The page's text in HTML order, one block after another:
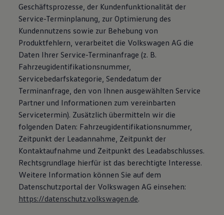
Geschäftsprozesse, der Kundenfunktionalität der
Service-Terminplanung, zur Optimierung des
Kundennutzens sowie zur Behebung von
Produktfehlern, verarbeitet die Volkswagen AG die
Daten Ihrer Service-Terminanfrage (z. B.
Fahrzeugidentifikationsnummer,
Servicebedarfskategorie, Sendedatum der
Terminanfrage, den von Ihnen ausgewählten Service
Partner und Informationen zum vereinbarten
Servicetermin). Zusätzlich übermitteln wir die
folgenden Daten: Fahrzeugidentifikationsnummer,
Zeitpunkt der Leadannahme, Zeitpunkt der
Kontaktaufnahme und Zeitpunkt des Leadabschlusses.
Rechtsgrundlage hierfür ist das berechtigte Interesse.
Weitere Information können Sie auf dem
Datenschutzportal der Volkswagen AG einsehen:
https://datenschutz.volkswagen.de.